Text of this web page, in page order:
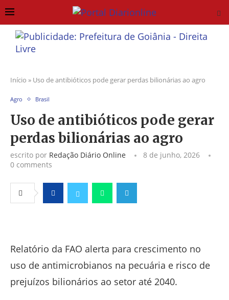
Início » Uso de antibióticos pode gerar perdas bilionárias ao agro
Agro Brasil
Uso de antibióticos pode gerar
perdas bilionárias ao agro
escrito por Redação Diário Online
8 de junho, 2026
0 comments
Relatório da FAO alerta para crescimento no
uso de antimicrobianos na pecuária e risco de
prejuízos bilionários ao setor até 2040.